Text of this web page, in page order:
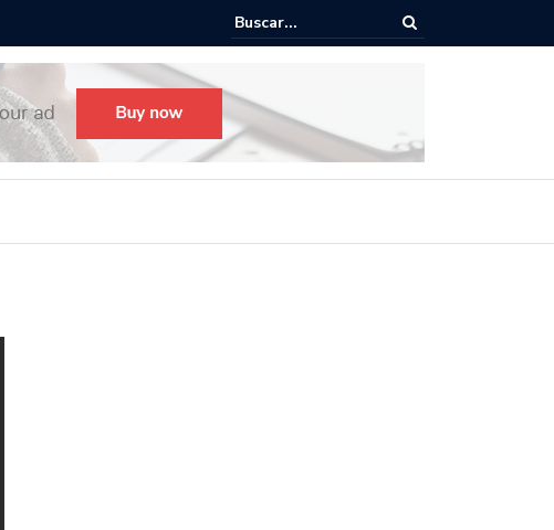
Todo listo para el Festival Desfile Día de Muertos 2025 en Guadalajara